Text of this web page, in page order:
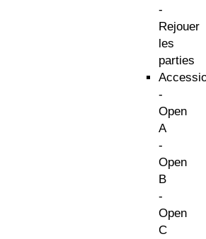
-
Rejouer
les
parties
-
Open
A
-
Open
B
-
Open
C